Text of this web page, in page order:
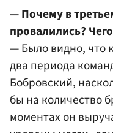
— Почему в
провалились?
— Было видно, что
два периода
Бобровский,
бы на количество
моментах он